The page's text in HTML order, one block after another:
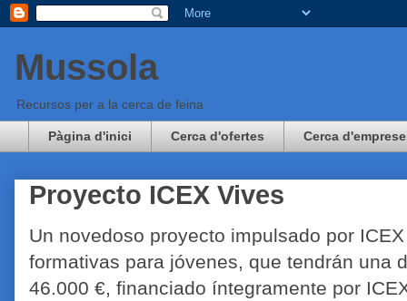
Mussola
Recursos per a la cerca de feina
Pàgina d'inici Cerca d'ofertes Cerca
Proyecto ICEX Vives
Un novedoso proyecto impulsado por
formativas para jóvenes, que tendrán una
46.000 €, financiado íntegramente por